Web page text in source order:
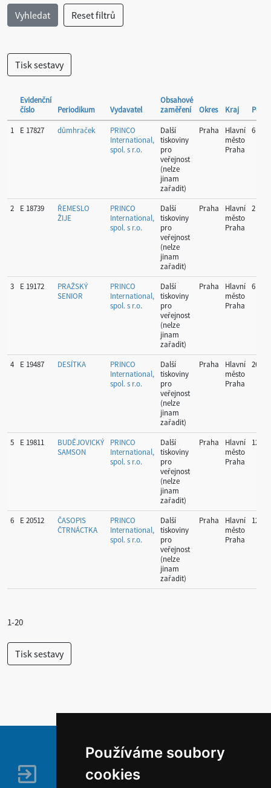
Používáme soubory
cookies
Evidenční
číslo
Periodikum Vydavatel
Obsahové
zaměření
Okres Kraj
1
E 17827 důmhraček
PRINCO
International,
spol. s r.o.
Další
tiskoviny
pro
veřejnost
(nelze
jinam
zařadit)
Praha
Hlavní
město
Praha
6
2 E 18739
ŘEMESLO
ŽIJE
PRINCO
International,
spol. s r.o.
Další
tiskoviny
pro
veřejnost
(nelze
jinam
zařadit)
Praha
Hlavní
město
Praha
2
3 E 19172
PRAŽSKÝ
SENIOR
PRINCO
International,
spol. s r.o.
Další
tiskoviny
pro
veřejnost
(nelze
jinam
zařadit)
Praha
Hlavní
město
Praha
6
4 E 19487 DESÍTKA
PRINCO
International,
spol. s r.o.
Další
tiskoviny
pro
veřejnost
(nelze
jinam
zařadit)
Praha
Hlavní
město
Praha
26
5 E 19811
BUDĚJOVICKÝ
SAMSON
PRINCO
International,
spol. s r.o.
Další
tiskoviny
pro
veřejnost
(nelze
jinam
zařadit)
Praha
Hlavní
město
Praha
12
6 E 20512
ČASOPIS
ČTRNÁCTKA
PRINCO
International,
spol. s r.o.
Další
tiskoviny
pro
veřejnost
(nelze
jinam
zařadit)
Praha
Hlavní
město
Praha
12
1-20